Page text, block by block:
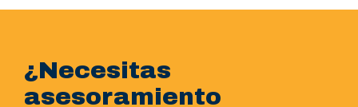
¿Necesitas
asesoramiento